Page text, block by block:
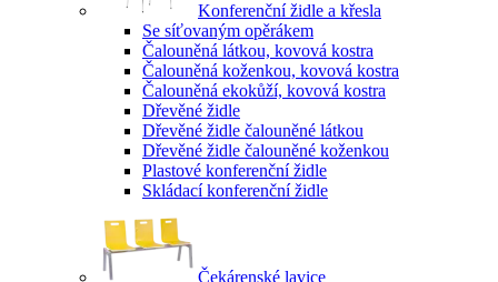
Konferenční židle a křesla
Se síťovaným opěrákem
Čalouněná látkou, kovová kostra
Čalouněná koženkou, kovová kostra
Čalouněná ekokůží, kovová kostra
Dřevěné židle
Dřevěné židle čalouněné látkou
Dřevěné židle čalouněné koženkou
Plastové konferenční židle
Skládací konferenční židle
Čekárenské lavice